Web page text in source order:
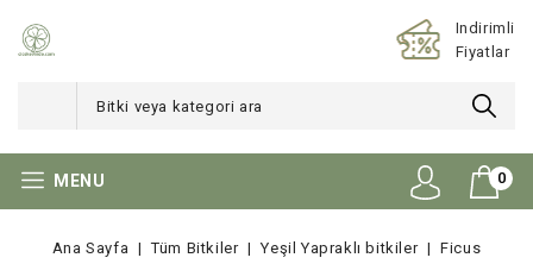
Indirimli
Fiyatlar
MENU 0
Ana Sayfa Tüm Bitkiler Yeşil Yapraklı bitkiler
Ficus